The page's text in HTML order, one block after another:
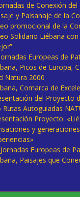
de Conexión
y Paisanaje de la
promocional de la
Solidario Liébana
Europeas de
Picos de Europa,
Natura 2000
Comarca de
del Proyecto
Rutas Autoguiadas
Proyecto:
y
Europeas de
Paisajes que